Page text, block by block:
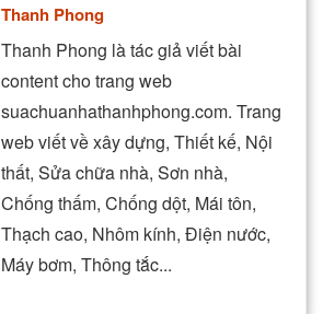
Thanh Phong
Thanh Phong là tác giả viết bài
content cho trang web
suachuanhathanhphong.com. Trang
web viết về xây dựng, Thiết kế, Nội
thất, Sửa chữa nhà, Sơn nhà,
Chống thấm, Chống dột, Mái tôn,
Thạch cao, Nhôm kính, Điện nước,
Máy bơm, Thông tắc...